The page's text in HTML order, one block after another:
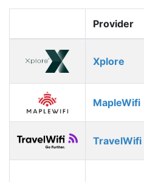
Provider
Xplore
MapleWifi
TravelWifi